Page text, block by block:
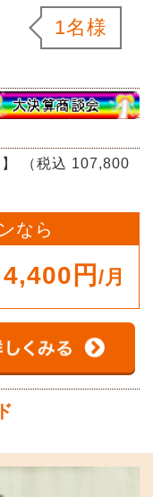
1名様
（税込 107,800
なら
4,400円 /月